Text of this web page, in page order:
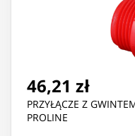
46,21 zł
PRZYŁĄCZE Z
PROLINE